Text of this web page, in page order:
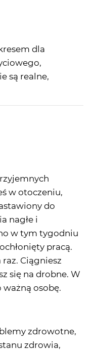
dla
są realne,
w otoczeniu,
do
nagłe i
w tym tygodniu
pracą.
raz. Ciągniesz
się na drobne. W
osobę.
zdrowotne,
zdrowia,